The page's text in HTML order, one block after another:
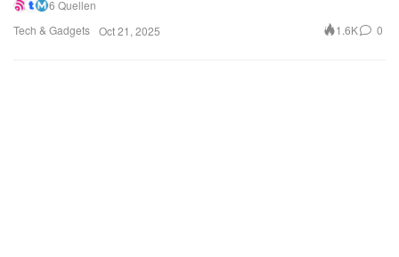
Tech & Gadgets
6 Quellen
Oct 21, 2025
1.6K 0